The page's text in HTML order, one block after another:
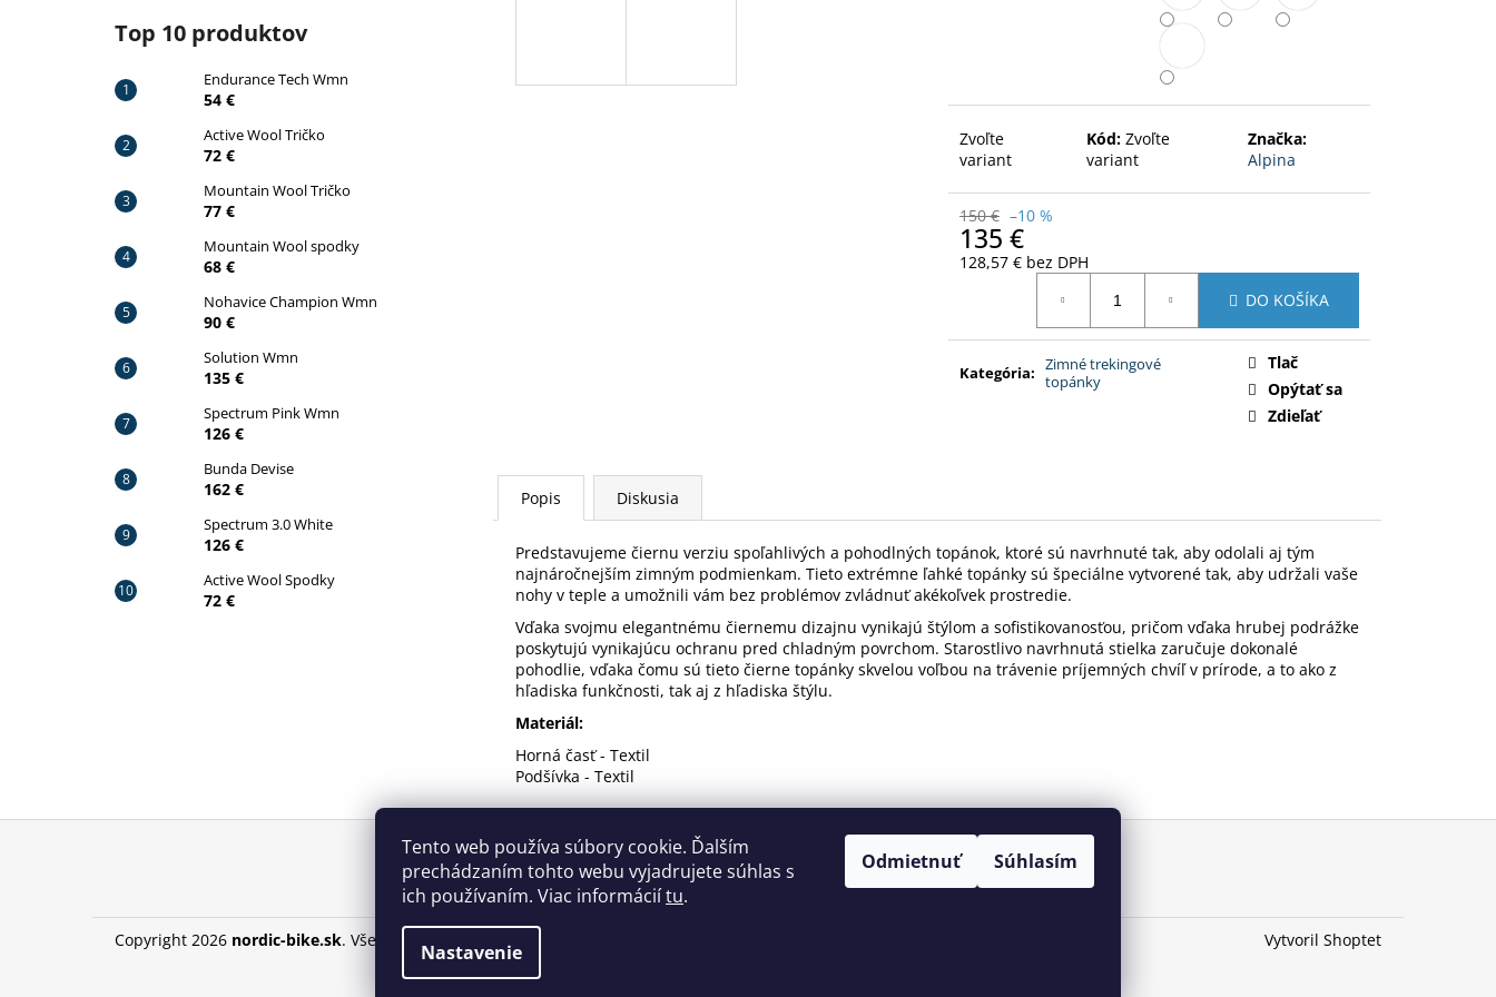
Tento web používa súbory cookie. Ďalším
prechádzaním tohto webu vyjadrujete súhlas s
ich používaním. Viac informáciítu.
Nastavenie
Odmietnuť Súhlasím
Top 10 produktov
Endurance Tech Wmn
54 €
Active Wool Tričko
72 €
Mountain Wool Tričko
77 €
Mountain Wool spodky
68 €
Nohavice Champion Wmn
90 €
Solution Wmn
135 €
Spectrum Pink Wmn
126 €
Bunda Devise
162 €
Spectrum 3.0 White
126 €
Active Wool Spodky
72 €
Zvoľte
variant
Kód: Zvoľte
variant
Značka:
Alpina
150 € –10 %
135 €
128,57 € bez DPH
DO KOŠÍKA
Kategória: Zimné trekingové
topánky
Tlač
Opýtať sa
Zdieľať
Popis Diskusia
Predstavujeme čiernu verziu spoľahlivých a pohodlných topánok, ktoré sú navrhnuté tak, aby odolali aj tým
najnáročnejším zimným podmienkam. Tieto extrémne ľahké topánky sú špeciálne vytvorené tak, aby udržali vaše
nohy v teple a umožnili vám bez problémov zvládnuť akékoľvek prostredie.
Vďaka svojmu elegantnému čiernemu dizajnu vynikajú štýlom a sofistikovanosťou, pričom vďaka hrubej podrážke
poskytujú vynikajúcu ochranu pred chladným povrchom. Starostlivo navrhnutá stielka zaručuje dokonalé
pohodlie, vďaka čomu sú tieto čierne topánky skvelou voľbou na trávenie príjemných chvíľ v prírode, a to ako z
hľadiska funkčnosti, tak aj z hľadiska štýlu.
Materiál:
Horná časť - Textil
Podšívka - Textil
54 €
Pôvodne:
Z
Areál bežeckého lyžovania Levoča Nordic Centrum
Vytvoril Shoptet
Copyright 2026 nordic-bike.sk. Všetky práva vyhradené.